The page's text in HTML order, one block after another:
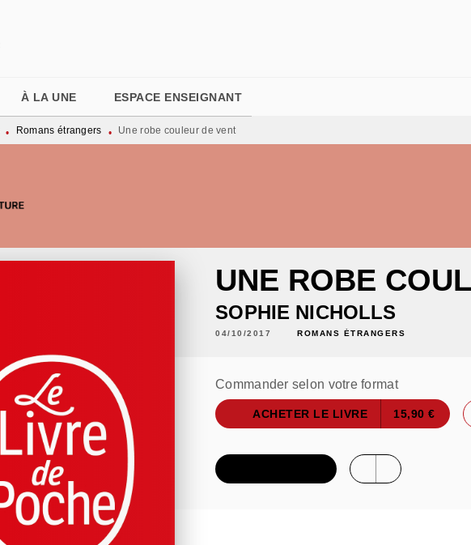
À LA UNE ESPACE ENSEIGNANT
• Romans étrangers • Une robe couleur de vent
UNE ROBE
SOPHIE NICHOLLS
04/10/2017 ROMANS ÉTRANGERS
Commander selon votre format
ACHETER LE LIVRE 15,90 €